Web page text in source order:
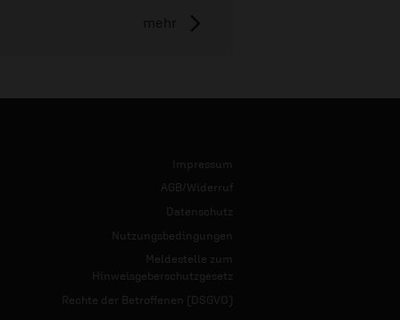
mehr
Impressum
AGB/Widerruf
Datenschutz
Nutzungsbedingungen
Meldestelle zum
Hinweisgeberschutzgesetz
Rechte der Betroffenen (DSGVO)